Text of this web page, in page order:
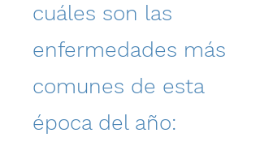
cuáles son las
enfermedades más
comunes de esta
época del año: